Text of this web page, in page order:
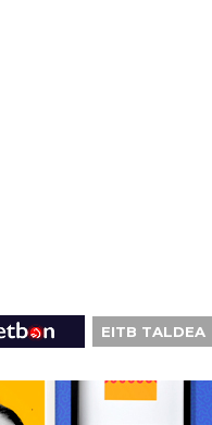
EITB TALDEA